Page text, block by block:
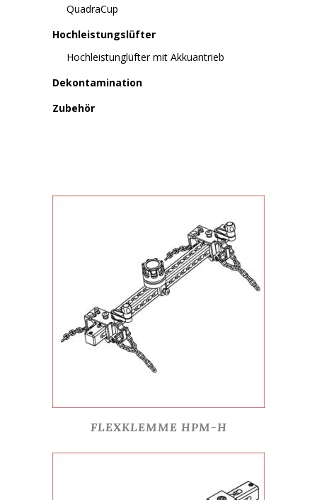
QuadraCup
Hochleistungslüfter
Hochleistunglüfter mit Akkuantrieb
Dekontamination
Zubehör
FLEXKLEMME HPM-H